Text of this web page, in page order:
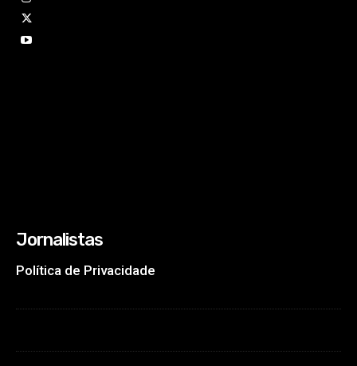
Jornalistas
Política de Privacidade